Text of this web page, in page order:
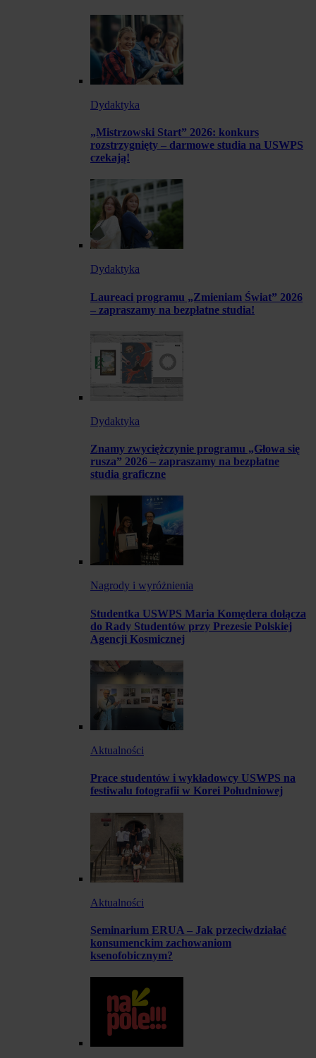
Dydaktyka
„Mistrzowski Start” 2026: konkurs
rozstrzygnięty – darmowe studia na USWPS
czekają!
Dydaktyka
Laureaci programu „Zmieniam Świat” 2026
– zapraszamy na bezpłatne studia!
Dydaktyka
Znamy zwyciężczynie programu „Głowa się
rusza” 2026 – zapraszamy na bezpłatne
studia graficzne
Nagrody i wyróżnienia
Studentka USWPS Maria Komędera dołącza
do Rady Studentów przy Prezesie Polskiej
Agencji Kosmicznej
Aktualności
Prace studentów i wykładowcy USWPS na
festiwalu fotografii w Korei Południowej
Aktualności
Seminarium ERUA – Jak przeciwdziałać
konsumenckim zachowaniom
ksenofobicznym?